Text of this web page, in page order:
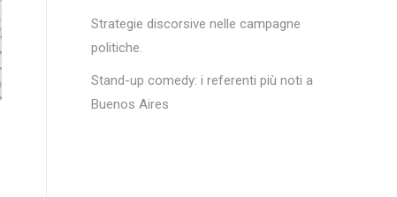
Strategie discorsive nelle campagne
politiche.
Stand-up comedy: i referenti più noti a
Buenos Aires